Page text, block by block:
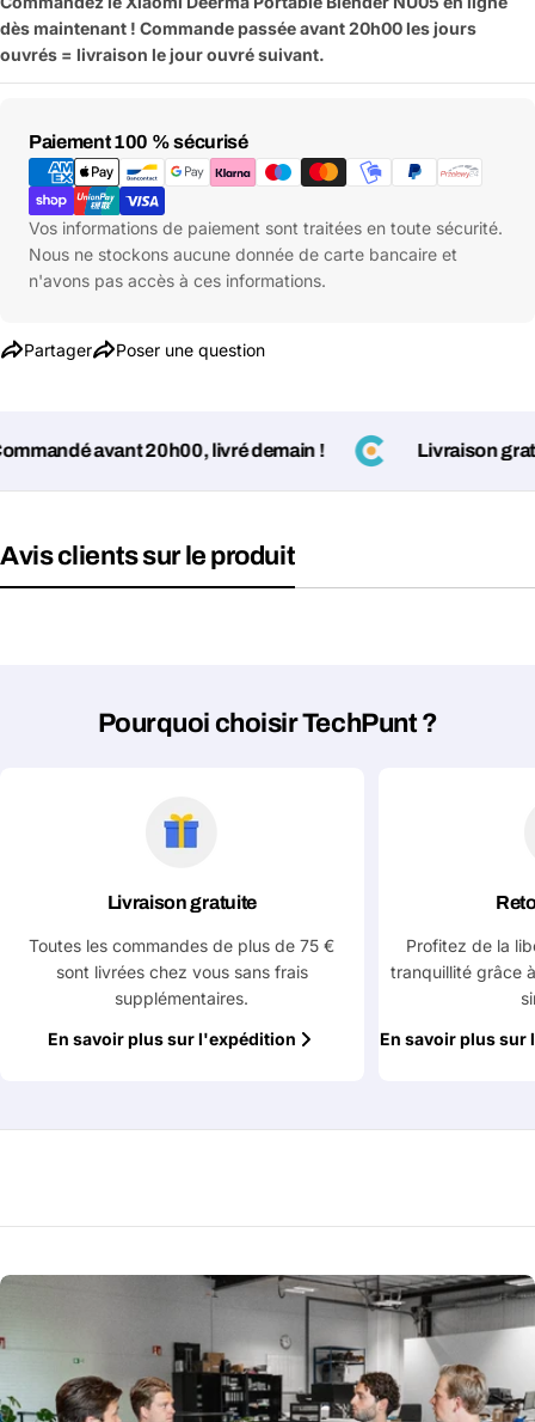
dès maintenant ! Commande passée avant 20h00 les jours
ouvrés = livraison le jour ouvré suivant.
Paiement 100 % sécurisé
Moyens
de
paiement
Vos informations de paiement sont traitées en toute sécurité.
Nous ne stockons aucune donnée de carte bancaire et
n'avons pas accès à ces informations.
Partager
Partager ce produit
Poser une question
Votre
email
Votre
Les champs marqués d'un * sont obligatoires
avant 20h00, livré demain ! Livraison
Avis clients sur le produit
Pourquoi choisir TechPunt ?
Livraison gratuite
Toutes les commandes de plus de 75 €
sont livrées chez vous sans frais
supplémentaires.
En savoir plus sur l'expédition
Profitez de la
tranquillité grâce
En savoir plus sur